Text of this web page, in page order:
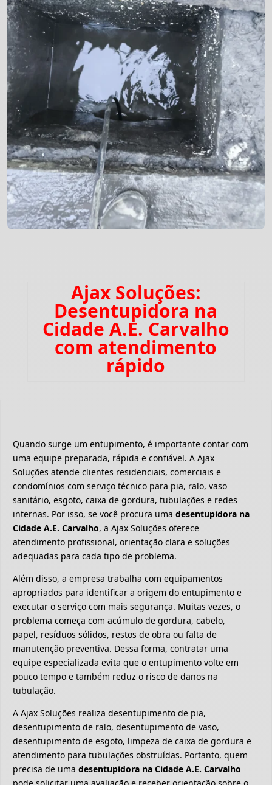
Ajax Soluções:
Desentupidora na
Cidade A.E. Carvalho
com atendimento
rápido
Quando surge um entupimento, é importante contar com
uma equipe preparada, rápida e confiável. A Ajax
Soluções atende clientes residenciais, comerciais e
condomínios com serviço técnico para pia, ralo, vaso
sanitário, esgoto, caixa de gordura, tubulações e redes
internas. Por isso, se você procura uma desentupidora na
Cidade A.E. Carvalho, a Ajax Soluções oferece
atendimento profissional, orientação clara e soluções
adequadas para cada tipo de problema.
Além disso, a empresa trabalha com equipamentos
apropriados para identificar a origem do entupimento e
executar o serviço com mais segurança. Muitas vezes, o
problema começa com acúmulo de gordura, cabelo,
papel, resíduos sólidos, restos de obra ou falta de
manutenção preventiva. Dessa forma, contratar uma
equipe especializada evita que o entupimento volte em
pouco tempo e também reduz o risco de danos na
tubulação.
A Ajax Soluções realiza desentupimento de pia,
desentupimento de ralo, desentupimento de vaso,
desentupimento de esgoto, limpeza de caixa de gordura e
atendimento para tubulações obstruídas. Portanto, quem
precisa de uma desentupidora na Cidade A.E. Carvalho